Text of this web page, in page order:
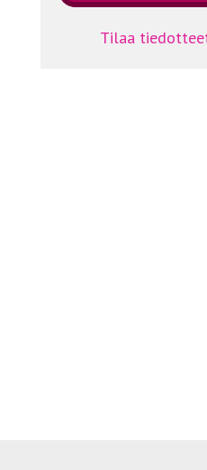
Tilaa